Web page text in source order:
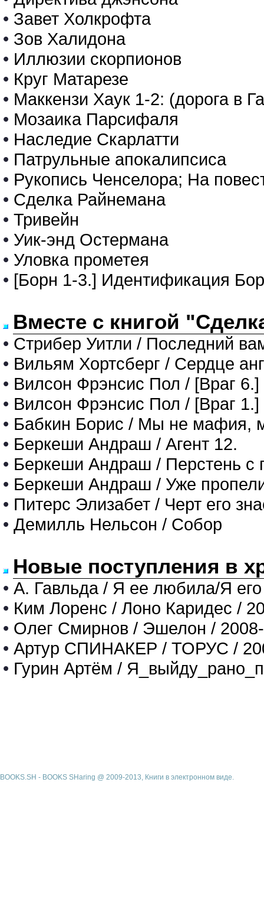
• Завет Холкрофта
• Зов Халидона
• Иллюзии скорпионов
• Круг Матарезе
• Маккензи Хаук 1-2: (дорога в
• Мозаика Парсифаля
• Наследие Скарлатти
• Патрульные апокалипсиса
• Рукопись Ченселора; На
• Сделка Райнемана
• Тривейн
• Уик-энд Остермана
• Уловка прометея
• [Борн 1-3.] Идентификация
Вместе с книгой
• Стрибер Уитли / Последний
• Вильям Хортсберг / Сердце
• Вилсон Фрэнсис Пол / [Враг
• Вилсон Фрэнсис Пол / [Враг 1.]
• Бабкин Борис / Мы не мафия,
• Беркеши Андраш / Агент 12.
• Беркеши Андраш / Перстень с
• Беркеши Андраш / Уже
• Питерс Элизабет / Черт его
• Демилль Нельсон / Собор
Новые поступления в
• А. Гавльда / Я ее любила/Я
• Ким Лоренс / Лоно Каридес /
• Олег Смирнов / Эшелон /
• Артур СПИНАКЕР / ТОРУС /
• Гурин Артём /
BOOKS.SH - BOOKS SHaring @ 2009-2013, Книги в электронном виде.